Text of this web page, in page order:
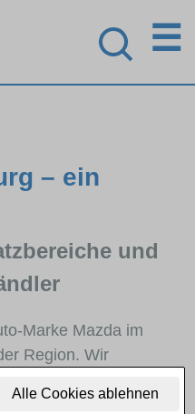
Alle Cookies ablehnen
☰
– ein
und
Marke Mazda im
Region. Wir
Mazda stark
häufig im Stadt-